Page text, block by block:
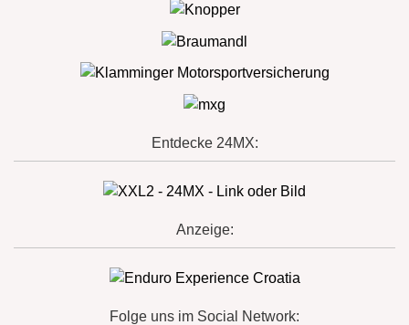
Entdecke 24MX:
Anzeige:
Folge uns im Social Network: